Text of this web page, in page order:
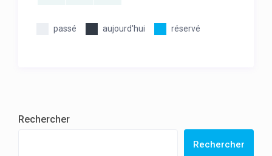
passé aujourd'hui réservé
Rechercher
Rechercher